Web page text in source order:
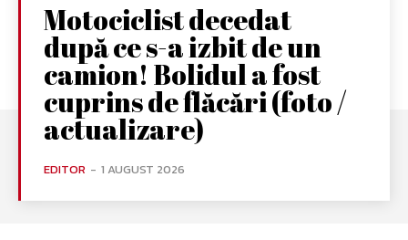
Motociclist decedat
după ce s-a izbit de un
camion! Bolidul a fost
cuprins de flăcări (foto /
actualizare)
EDITOR - 1 AUGUST 2026